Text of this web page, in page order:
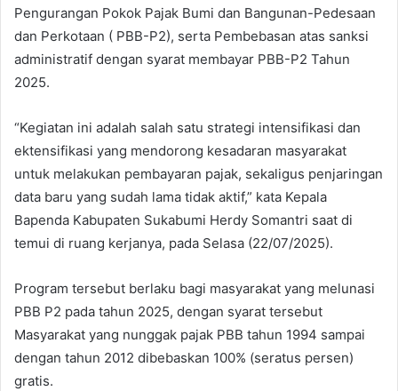
Pengurangan Pokok Pajak Bumi dan Bangunan-Pedesaan
dan Perkotaan ( PBB-P2), serta Pembebasan atas sanksi
administratif dengan syarat membayar PBB-P2 Tahun
2025.
“Kegiatan ini adalah salah satu strategi intensifikasi dan
ektensifikasi yang mendorong kesadaran masyarakat
untuk melakukan pembayaran pajak, sekaligus penjaringan
data baru yang sudah lama tidak aktif,” kata Kepala
Bapenda Kabupaten Sukabumi Herdy Somantri saat di
temui di ruang kerjanya, pada Selasa (22/07/2025).
Program tersebut berlaku bagi masyarakat yang melunasi
PBB P2 pada tahun 2025, dengan syarat tersebut
Masyarakat yang nunggak pajak PBB tahun 1994 sampai
dengan tahun 2012 dibebaskan 100% (seratus persen)
gratis.